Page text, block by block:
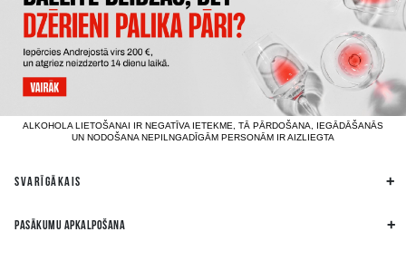
ALKOHOLA LIETOŠANAI IR NEGATĪVA IETEKME, TĀ PĀRDOŠANA, IEGĀDĀŠANĀS
UN NODOŠANA NEPILNGADĪGĀM PERSONĀM IR AIZLIEGTA
SVARĪGĀKAIS
PASĀKUMU APKALPOŠANA